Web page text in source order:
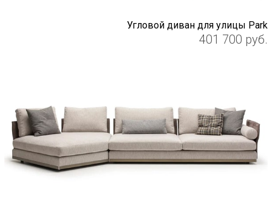
Угловой диван для улицы Park
401 700 руб.